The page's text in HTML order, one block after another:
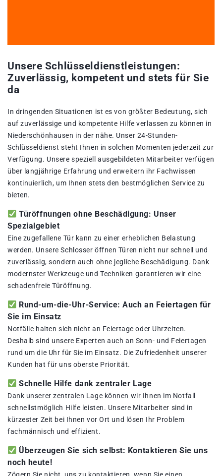
Unsere Schlüsseldienstleistungen:
Zuverlässig, kompetent und stets für Sie
da
In dringenden Situationen ist es von größter Bedeutung, sich
auf zuverlässige und kompetente Hilfe verlassen zu können in
Niederschönhausen in der nähe. Unser 24-Stunden-
Schlüsseldienst steht Ihnen in solchen Momenten jederzeit zur
Verfügung. Unsere speziell ausgebildeten Mitarbeiter verfügen
über langjährige Erfahrung und erweitern ihr Fachwissen
kontinuierlich, um Ihnen stets den bestmöglichen Service zu
bieten.
Türöffnungen ohne Beschädigung: Unser
Spezialgebiet
Eine zugefallene Tür kann zu einer erheblichen Belastung
werden. Unsere Schlosser öffnen Türen nicht nur schnell und
zuverlässig, sondern auch ohne jegliche Beschädigung. Dank
modernster Werkzeuge und Techniken garantieren wir eine
schadenfreie Türöffnung.
Rund-um-die-Uhr-Service: Auch an Feiertagen für
Sie im Einsatz
Notfälle halten sich nicht an Feiertage oder Uhrzeiten.
Deshalb sind unsere Experten auch an Sonn- und Feiertagen
rund um die Uhr für Sie im Einsatz. Die Zufriedenheit unserer
Kunden hat für uns oberste Priorität.
Schnelle Hilfe dank zentraler Lage
Dank unserer zentralen Lage können wir Ihnen im Notfall
schnellstmöglich Hilfe leisten. Unsere Mitarbeiter sind in
kürzester Zeit bei Ihnen vor Ort und lösen Ihr Problem
fachmännisch und effizient.
Überzeugen Sie sich selbst: Kontaktieren Sie uns
noch heute!